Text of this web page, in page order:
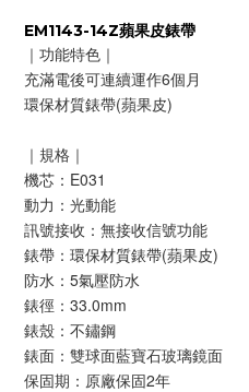
EM1143-14Z蘋果皮錶帶
｜功能特色｜
充滿電後可連續運作6個月
環保材質錶帶(蘋果皮)
｜規格｜
機芯：E031
動力：光動能
訊號接收：無接收信號功能
錶帶：環保材質錶帶(蘋果皮)
防水：5氣壓防水
錶徑：33.0mm
錶殼：不鏽鋼
錶面：雙球面藍寶石玻璃鏡面
保固期：原廠保固2年